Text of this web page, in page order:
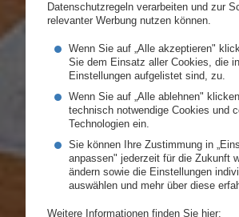
Datenschutzregeln verarbeiten und zur
relevanter Werbung nutzen können.
Wenn Sie auf „Alle akzeptieren"
Sie dem Einsatz aller Cookies, die
Einstellungen aufgelistet sind, zu.
Wenn Sie auf „Alle ablehnen"
technisch notwendige Cookies und
Technologien ein.
Sie können Ihre Zustimmung in
anpassen" jederzeit für die Zukunft
ändern sowie die Einstellungen
auswählen und mehr über diese
Weitere Informationen finden Sie hier: